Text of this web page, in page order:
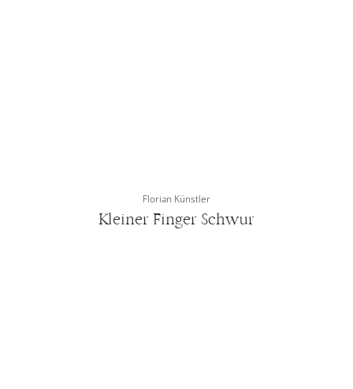
Florian Künstler
Kleiner Finger Schwur